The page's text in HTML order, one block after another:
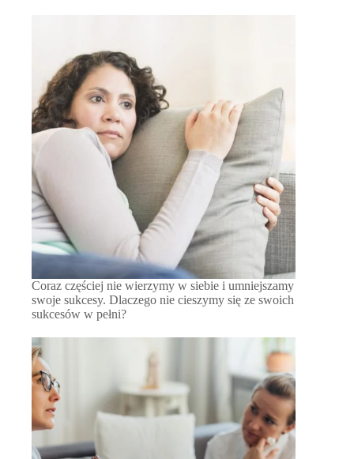
Coraz częściej nie wierzymy w siebie i umniejszamy
swoje sukcesy. Dlaczego nie cieszymy się ze swoich
sukcesów w pełni?